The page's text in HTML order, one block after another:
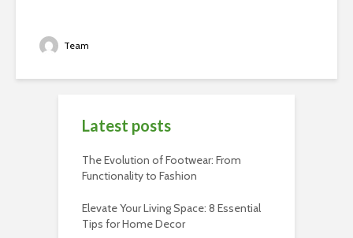
Team
Latest posts
The Evolution of Footwear: From
Functionality to Fashion
Elevate Your Living Space: 8 Essential
Tips for Home Decor